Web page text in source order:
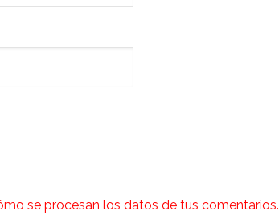
se procesan los datos de tus comentarios.